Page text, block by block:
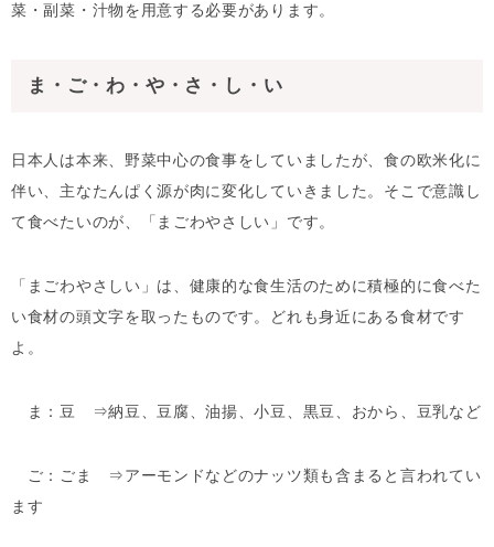
菜・副菜・汁物を用意する必要があります。
ま・ご・わ・や・さ・し・い
日本人は本来、野菜中心の食事をしていましたが、食の欧米化に
伴い、主なたんぱく源が肉に変化していきました。そこで意識し
て食べたいのが、「まごわやさしい」です。
「まごわやさしい」は、健康的な食生活のために積極的に食べた
い食材の頭文字を取ったものです。どれも身近にある食材です
よ。
ま：豆 ⇒納豆、豆腐、油揚、小豆、黒豆、おから、豆乳など
ご：ごま ⇒アーモンドなどのナッツ類も含まると言われてい
ます